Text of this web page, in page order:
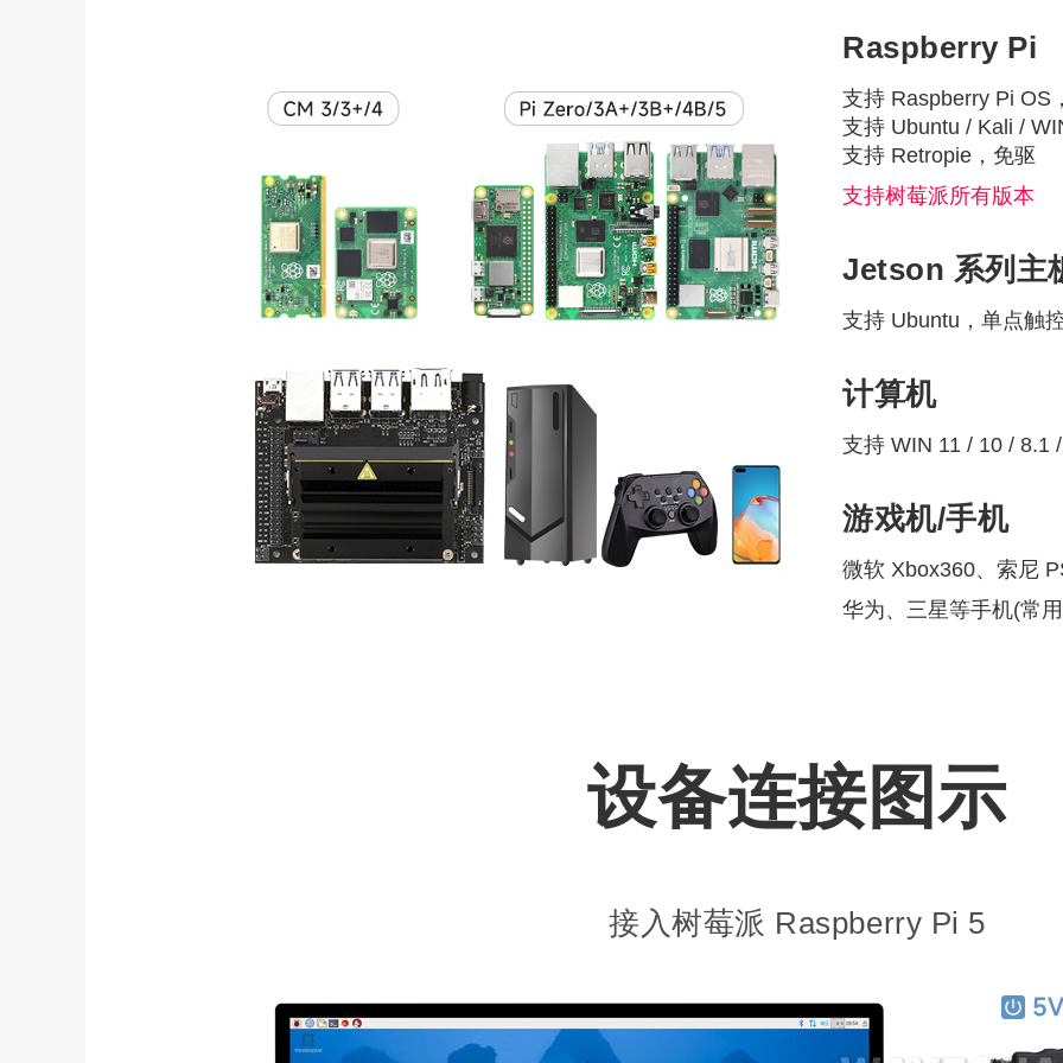
Raspberry Pi
支持 Raspberry Pi OS
支持 Ubuntu / Kali /
支持 Retropie，免驱
支持树莓派所有版本
Jetson 系列主
支持 Ubuntu，单点触
计算机
支持 WIN 11 / 10 / 8.1
游戏机/手机
微软 Xbox360、索尼
华为、三星等手机(常
设备连接图示
接入树莓派 Raspberry Pi 5